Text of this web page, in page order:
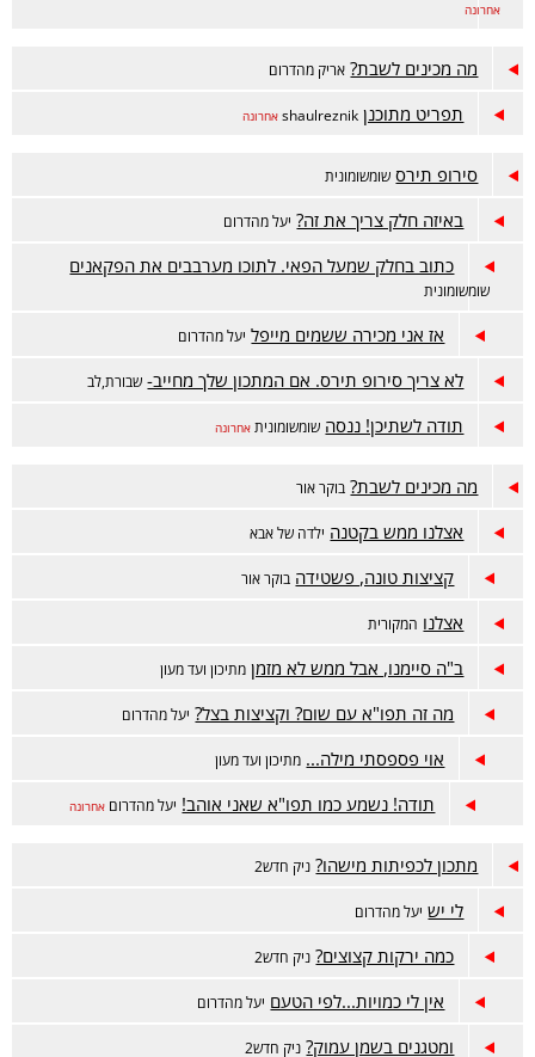
אחרונה
מה מכינים לשבת? אריק מהדרום
תפריט מתוכנן shaulreznik אחרונה
סירופ תירס שומשומונית
באיזה חלק צריך את זה? יעל מהדרום
כתוב בחלק שמעל הפאי. לתוכו מערבבים את הפקאנים
שומשומונית
אז אני מכירה ששמים מייפל יעל מהדרום
לא צריך סירופ תירס. אם המתכון שלך מחייב- שבורת,לב
תודה לשתיכן! ננסה שומשומונית אחרונה
מה מכינים לשבת? בוקר אור
אצלנו ממש בקטנה ילדה של אבא
קציצות טונה, פשטידה בוקר אור
אצלנו המקורית
ב"ה סיימנו, אבל ממש לא מזמן מתיכון ועד מעון
מה זה תפו"א עם שום? וקציצות בצל? יעל מהדרום
אוי פספסתי מילה... מתיכון ועד מעון
תודה! נשמע כמו תפו"א שאני אוהב! יעל מהדרום אחרונה
מתכון לכפיתות מישהו? ניק חדש2
לי יש יעל מהדרום
כמה ירקות קצוצים? ניק חדש2
אין לי כמויות...לפי הטעם יעל מהדרום
ומטגנים בשמן עמוק? ניק חדש2